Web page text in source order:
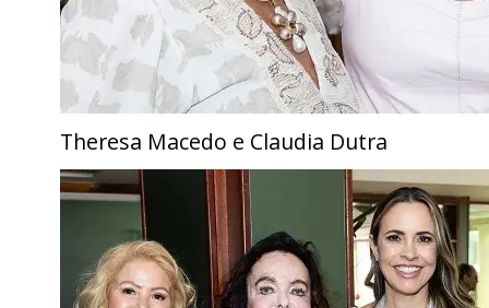
Theresa Macedo e Claudia Dutra